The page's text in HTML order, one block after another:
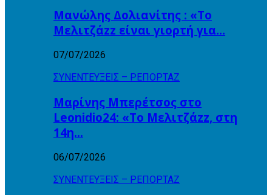
Μανώλης Δολιανίτης : «Το
Μελιτζάzz είναι γιορτή για…
07/07/2026
ΣΥΝΕΝΤΕΥΞΕΙΣ – ΡΕΠΟΡΤΑΖ
Μαρίνης Μπερέτσος στο
Leonidio24: «Το Μελιτζάzz, στη
14η…
06/07/2026
ΣΥΝΕΝΤΕΥΞΕΙΣ – ΡΕΠΟΡΤΑΖ